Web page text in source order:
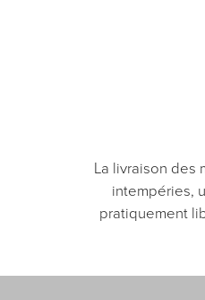
La livraison des
intempéries,
pratiquement